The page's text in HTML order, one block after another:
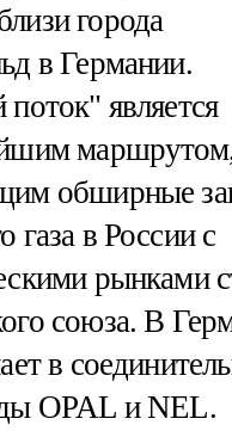
города
в Германии.
является
обширные
газа в России с
рынками
союза. В
в
OPAL и NEL.